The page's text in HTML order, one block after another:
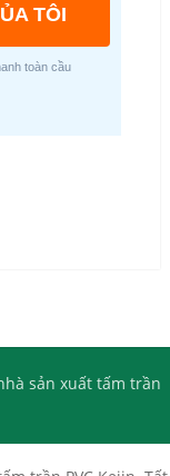
TÔI
toàn cầu
sản xuất tấm trần